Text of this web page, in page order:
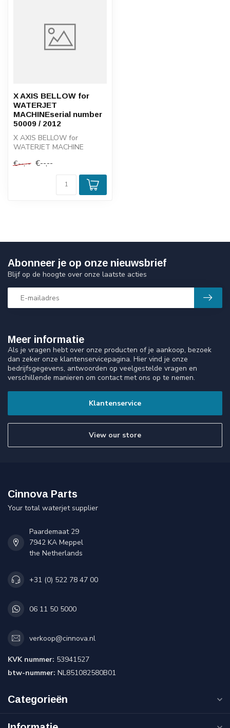
X AXIS BELLOW for
WATERJET
MACHINEserial number
50009 / 2012
X AXIS BELLOW for
WATERJET MACHINE
€--,-- €--,--
Meer informatie
Als je vragen hebt over onze producten of je aankoop, bezoek
dan zeker onze klantenservicepagina. Hier vind je onze
bedrijfsgegevens, antwoorden op veelgestelde vragen en
verschillende manieren om contact met ons op te nemen.
Klantenservice
View our store
Abonneer je op onze nieuwsbrief
Blijf op de hoogte over onze laatste acties
Cinnova Parts
Your total waterjet supplier
Paardemaat 29
7942 KA Meppel
the Netherlands
+31 (0) 522 78 47 00
06 11 50 5000
verkoop@cinnova.nl
KVK nummer: 53941527
btw-nummer: NL851082580B01
Categorieën